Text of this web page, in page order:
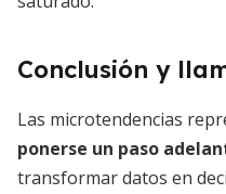
Conclusión y
Las microtendencias
ponerse un paso
transformar datos en